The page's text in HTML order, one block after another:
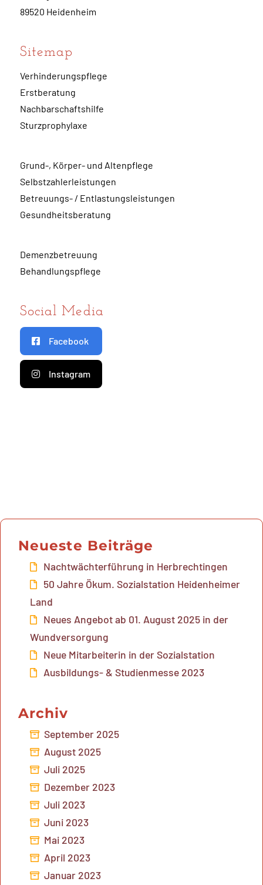
89520 Heidenheim
Sitemap
Verhinderungspflege
Erstberatung
Nachbarschaftshilfe
Sturzprophylaxe
Grund-, Körper- und Altenpflege
Selbstzahlerleistungen
Betreuungs- / Entlastungsleistungen
Gesundheitsberatung
Demenzbetreuung
Behandlungspflege
Social Media
Facebook
Instagram
Neueste Beiträge
Nachtwächterführung in Herbrechtingen
50 Jahre Ökum. Sozialstation Heidenheimer
Land
Neues Angebot ab 01. August 2025 in der
Wundversorgung
Neue Mitarbeiterin in der Sozialstation
Ausbildungs- & Studienmesse 2023
Archiv
September 2025
August 2025
Juli 2025
Dezember 2023
Juli 2023
Juni 2023
Mai 2023
April 2023
Januar 2023